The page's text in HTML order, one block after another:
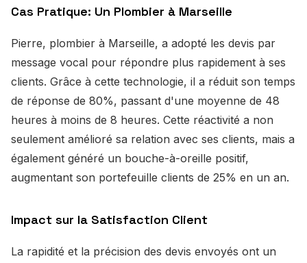
Cas Pratique: Un Plombier à Marseille
Pierre, plombier à Marseille, a adopté les devis par
message vocal pour répondre plus rapidement à ses
clients. Grâce à cette technologie, il a réduit son temps
de réponse de 80%, passant d'une moyenne de 48
heures à moins de 8 heures. Cette réactivité a non
seulement amélioré sa relation avec ses clients, mais a
également généré un bouche-à-oreille positif,
augmentant son portefeuille clients de 25% en un an.
Impact sur la Satisfaction Client
La rapidité et la précision des devis envoyés ont un